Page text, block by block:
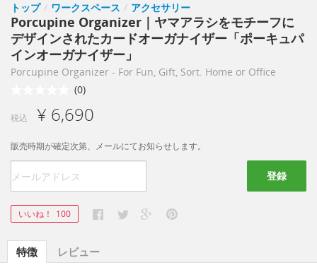
トップ / ワークスペース / アクセサリー
Porcupine Organizer｜ヤマアラシをモチーフに
デザインされたカードオーガナイザー「ポーキュパ
インオーガナイザー」
Porcupine Organizer - For Fun, Gift, Sort. Home or Office
(0)
税込 ¥ 6,690
販売時期が確定次第、メールにてお知らせします。
登録
いいね！ 100
特徴 レビュー